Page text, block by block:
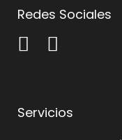
Redes Sociales
Servicios